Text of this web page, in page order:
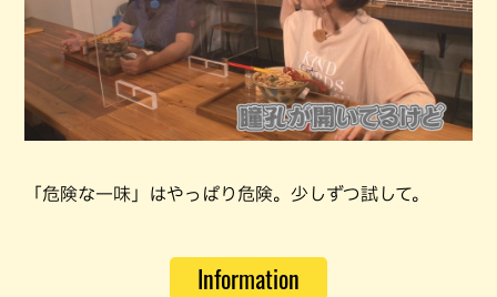
「危険な一味」はやっぱり危険。少しずつ試して。
Information